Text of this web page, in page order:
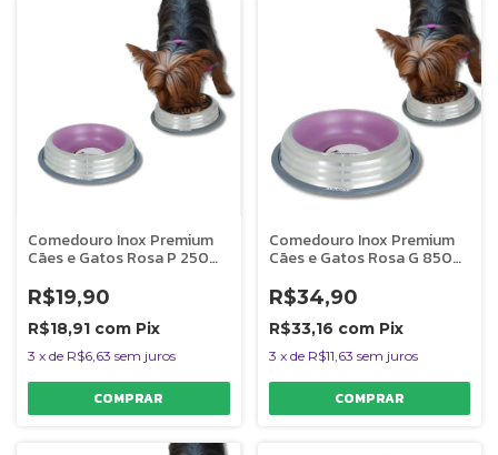
Comedouro Inox Premium
Cães e Gatos Rosa P 250ml
R$19,90
R$18,91 com Pix
3 x de R$6,63 sem juros
Comedouro Inox Premium
Cães e Gatos Rosa G 850ml
R$34,90
R$33,16 com Pix
3 x de R$11,63 sem juros